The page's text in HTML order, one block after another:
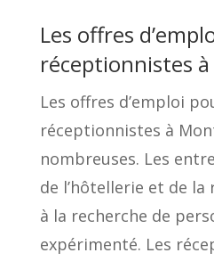
Les offres
réceptionnistes
Les offres d’emploi
réceptionnistes à
nombreuses. Les
de l’hôtellerie et de
à la recherche de
expérimenté. Les